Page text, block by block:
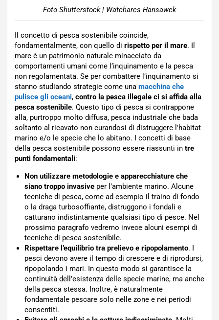
Foto Shutterstock | Watchares Hansawek
Il concetto di pesca sostenibile coincide,
fondamentalmente, con quello di rispetto per il mare. Il
mare è un patrimonio naturale minacciato da
comportamenti umani come l’inquinamento e la pesca
non regolamentata. Se per combattere l’inquinamento si
stanno studiando strategie come una macchina che
pulisce gli oceani, contro la pesca illegale ci si affida alla
pesca sostenibile. Questo tipo di pesca si contrappone
alla, purtroppo molto diffusa, pesca industriale che bada
soltanto al ricavato non curandosi di distruggere l’habitat
marino e/o le specie che lo abitano. I concetti di base
della pesca sostenibile possono essere riassunti in tre
punti fondamentali:
Non utilizzare metodologie e apparecchiature che
siano troppo invasive per l’ambiente marino. Alcune
tecniche di pesca, come ad esempio il traino di fondo
o la draga turbosoffiante, distruggono i fondali e
catturano indistintamente qualsiasi tipo di pesce. Nel
prossimo paragrafo vedremo invece alcuni esempi di
tecniche di pesca sostenibile.
Rispettare l’equilibrio tra prelievo e ripopolamento. I
pesci devono avere il tempo di crescere e di riprodursi,
ripopolando i mari. In questo modo si garantisce la
continuità dell’esistenza delle specie marine, ma anche
della pesca stessa. Inoltre, è naturalmente
fondamentale pescare solo nelle zone e nei periodi
consentiti.